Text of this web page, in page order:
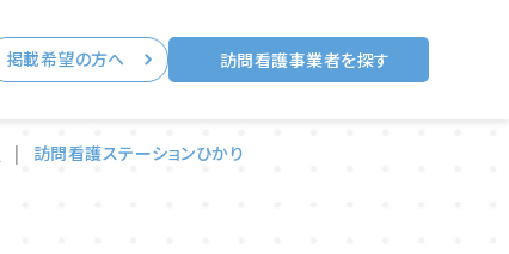
掲載希望の方へ 訪問看護事業者を探す
| 訪問看護ステーションひかり